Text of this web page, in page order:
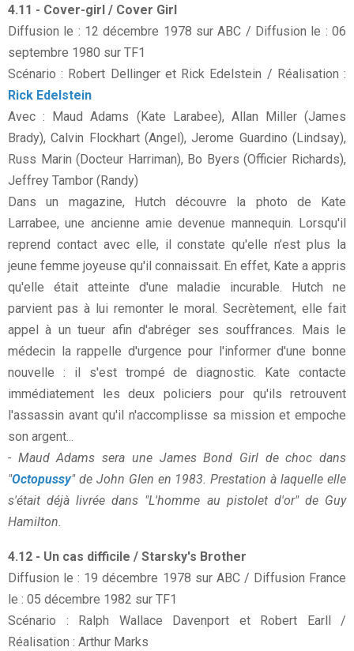
4.11 - Cover-girl / Cover Girl
Diffusion le : 12 décembre 1978 sur ABC / Diffusion le : 06
septembre 1980 sur TF1
Scénario : Robert Dellinger et Rick Edelstein / Réalisation :
Rick Edelstein
Avec : Maud Adams (Kate Larabee), Allan Miller (James
Brady), Calvin Flockhart (Angel), Jerome Guardino (Lindsay),
Russ Marin (Docteur Harriman), Bo Byers (Officier Richards),
Jeffrey Tambor (Randy)
Dans un magazine, Hutch découvre la photo de Kate
Larrabee, une ancienne amie devenue mannequin. Lorsqu'il
reprend contact avec elle, il constate qu'elle n’est plus la
jeune femme joyeuse qu'il connaissait. En effet, Kate a appris
qu'elle était atteinte d'une maladie incurable. Hutch ne
parvient pas à lui remonter le moral. Secrètement, elle fait
appel à un tueur afin d'abréger ses souffrances. Mais le
médecin la rappelle d'urgence pour l'informer d'une bonne
nouvelle : il s'est trompé de diagnostic. Kate contacte
immédiatement les deux policiers pour qu'ils retrouvent
l'assassin avant qu'il n'accomplisse sa mission et empoche
son argent...
- Maud Adams sera une James Bond Girl de choc dans
"Octopussy" de John Glen en 1983. Prestation à laquelle elle
s'était déjà livrée dans "L'homme au pistolet d'or" de Guy
Hamilton.
4.12 - Un cas difficile / Starsky's Brother
Diffusion le : 19 décembre 1978 sur ABC / Diffusion France
le : 05 décembre 1982 sur TF1
Scénario : Ralph Wallace Davenport et Robert Earll /
Réalisation : Arthur Marks